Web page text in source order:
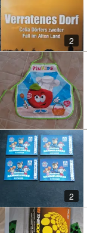
2
2